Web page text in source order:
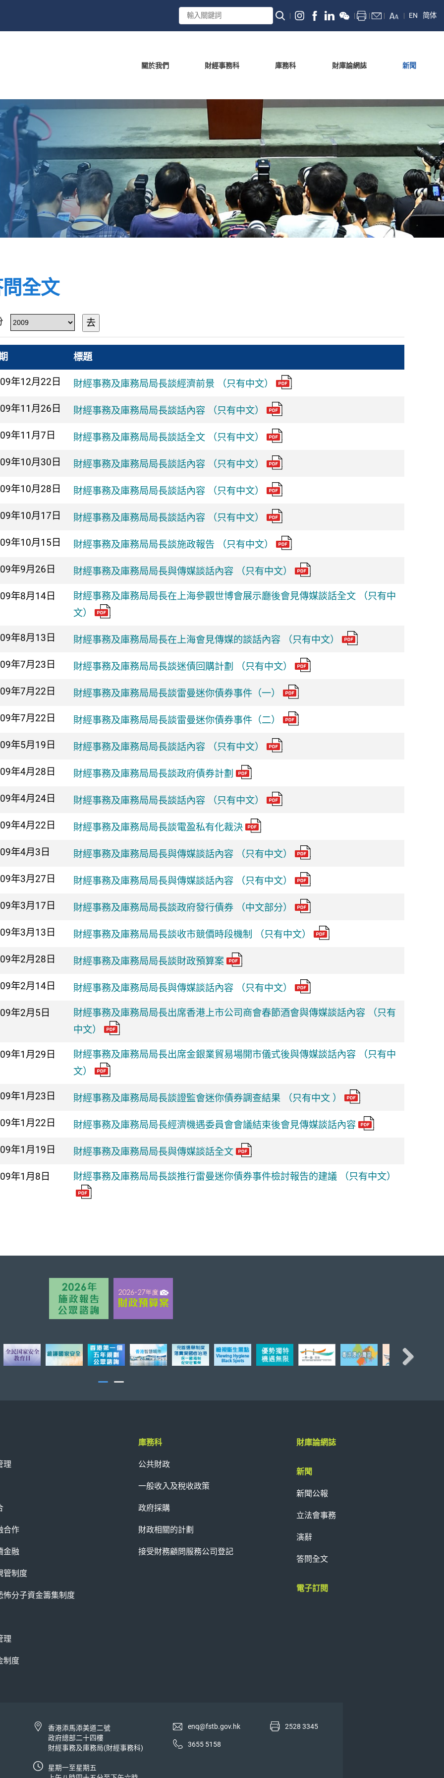
EN 简体
關於我們 財經事務科 庫務科 財庫論網誌 新聞
全文
去
標題
年12月22日 財經事務及庫務局局長談經濟前景 （只有中文）
年11月26日 財經事務及庫務局局長談話內容 （只有中文）
年11月7日 財經事務及庫務局局長談話全文 （只有中文）
年10月30日 財經事務及庫務局局長談話內容 （只有中文）
年10月28日 財經事務及庫務局局長談話內容 （只有中文）
年10月17日 財經事務及庫務局局長談話內容 （只有中文）
年10月15日 財經事務及庫務局局長談施政報告 （只有中文）
年9月26日 財經事務及庫務局局長與傳媒談話內容 （只有中文）
年8月14日
財經事務及庫務局局長在上海參觀世博會展示廳後會見傳媒談話全文 （只有中
文）
年8月13日 財經事務及庫務局局長在上海會見傳媒的談話內容 （只有中文）
年7月23日 財經事務及庫務局局長談迷債回購計劃 （只有中文）
年7月22日 財經事務及庫務局局長談雷曼迷你債券事件（一）
年7月22日 財經事務及庫務局局長談雷曼迷你債券事件（二）
年5月19日 財經事務及庫務局局長談話內容 （只有中文）
年4月28日 財經事務及庫務局局長談政府債券計劃
年4月24日 財經事務及庫務局局長談話內容 （只有中文）
年4月22日 財經事務及庫務局局長談電盈私有化裁決
年4月3日 財經事務及庫務局局長與傳媒談話內容 （只有中文）
年3月27日 財經事務及庫務局局長與傳媒談話內容 （只有中文）
年3月17日 財經事務及庫務局局長談政府發行債券 （中文部分）
年3月13日 財經事務及庫務局局長談收市競價時段機制 （只有中文）
年2月28日 財經事務及庫務局局長談財政預算案
年2月14日 財經事務及庫務局局長與傳媒談話內容 （只有中文）
年2月5日
財經事務及庫務局局長出席香港上市公司商會春節酒會與傳媒談話內容 （只有
中文）
年1月29日
財經事務及庫務局局長出席金銀業貿易場開市儀式後與傳媒談話內容 （只有中
文）
年1月23日 財經事務及庫務局局長談證監會迷你債券調查結果 （只有中文 ）
年1月22日 財經事務及庫務局局長經濟機遇委員會會議結束後會見傳媒談話內容
年1月19日 財經事務及庫務局局長與傳媒談話全文
年1月8日 財經事務及庫務局局長談推行雷曼迷你債券事件檢討報告的建議 （只有中文）
理
合作
金融
管制度
怖分子資金籌集制度
理
制度
庫務科
公共財政
一般收入及稅收政策
政府採購
財政相關的計劃
接受財務顧問服務公司登記
財庫論網誌
新聞
新聞公報
立法會事務
演辭
答問全文
電子訂閱
香港添馬添美道二號
政府總部二十四樓
財經事務及庫務局(財經事務科)
星期一至星期五
enq@fstb.gov.hk
3655 5158
2528 3345